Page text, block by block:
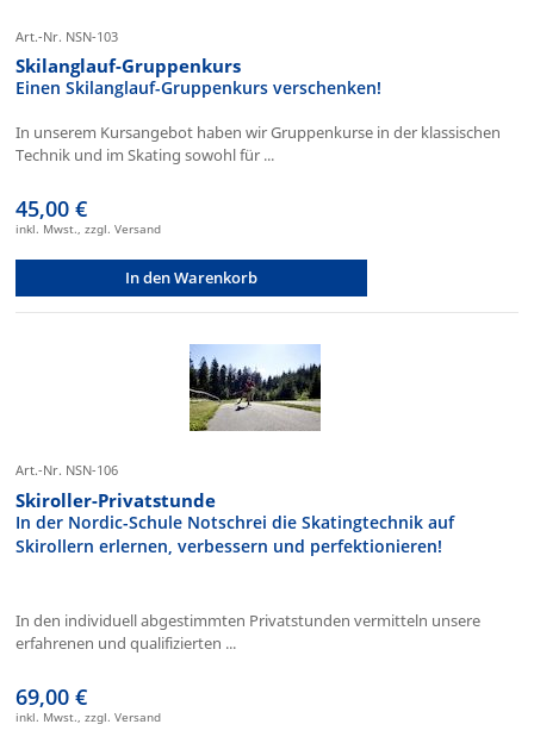
Art.-Nr. NSN-103
Skilanglauf-Gruppenkurs
Einen Skilanglauf-Gruppenkurs verschenken!
In unserem Kursangebot haben wir Gruppenkurse in der klassischen
Technik und im Skating sowohl für ...
45,00 €
inkl. Mwst., zzgl. Versand
In den Warenkorb
Art.-Nr. NSN-106
Skiroller-Privatstunde
In der Nordic-Schule Notschrei die Skatingtechnik auf
Skirollern erlernen, verbessern und perfektionieren!
In den individuell abgestimmten Privatstunden vermitteln unsere
erfahrenen und qualifizierten ...
69,00 €
inkl. Mwst., zzgl. Versand